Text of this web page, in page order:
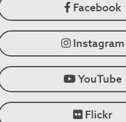
Facebook
Instagram
YouTube
Flickr